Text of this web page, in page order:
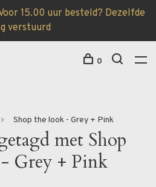
15.00 uur besteld? Dezelfde
verstuurd
0
Shop the look - Grey + Pink
met Shop
Grey + Pink